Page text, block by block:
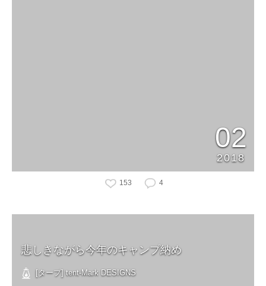
02
2018
153 4
悲しきながら今年のキャンプ納め
[タープ] tent-Mark DESIGNS